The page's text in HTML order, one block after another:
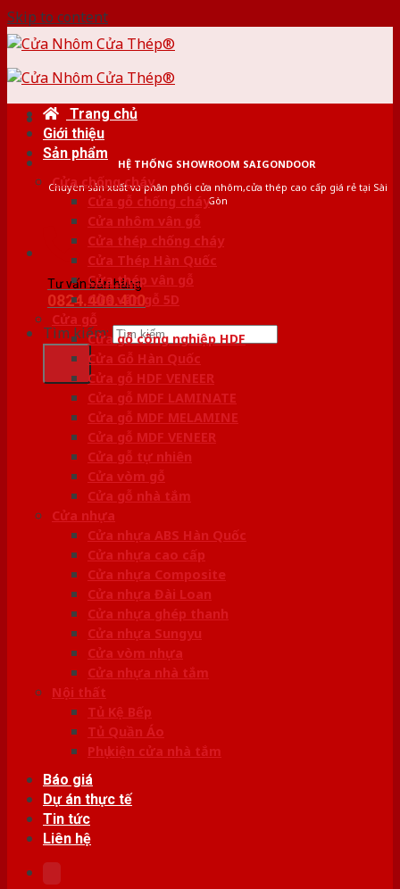
Skip to content
HỆ THỐNG SHOWROOM SAIGONDOOR
Chuyên sản xuất và phân phối cửa nhôm,cửa thép cao cấp giá rẻ tại Sài
Gòn
Tư vấn bán hàng
0824.400.400
Tìm kiếm:
Trang chủ
Giới thiệu
Sản phẩm
Cửa chống cháy
Cửa gỗ chống cháy
Cửa nhôm vân gỗ
Cửa thép chống cháy
Cửa Thép Hàn Quốc
Cửa thép vân gỗ
Cửa vân gỗ 5D
Cửa gỗ
Cửa gỗ công nghiệp HDF
Cửa Gỗ Hàn Quốc
Cửa gỗ HDF VENEER
Cửa gỗ MDF LAMINATE
Cửa gỗ MDF MELAMINE
Cửa gỗ MDF VENEER
Cửa gỗ tự nhiên
Cửa vòm gỗ
Cửa gỗ nhà tắm
Cửa nhựa
Cửa nhựa ABS Hàn Quốc
Cửa nhựa cao cấp
Cửa nhựa Composite
Cửa nhựa Đài Loan
Cửa nhựa ghép thanh
Cửa nhựa Sungyu
Cửa vòm nhựa
Cửa nhựa nhà tắm
Nội thất
Tủ Kệ Bếp
Tủ Quần Áo
Phụ kiện cửa nhà tắm
Báo giá
Dự án thực tế
Tin tức
Liên hệ